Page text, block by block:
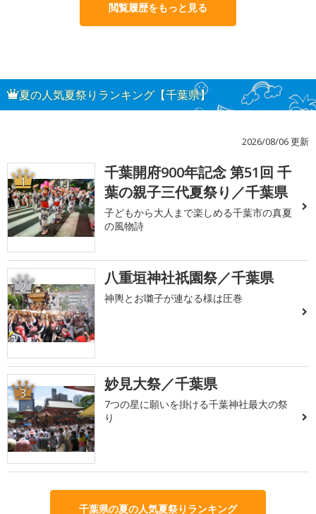
閲覧履歴をもっと見る
夏の人気夏祭りランキング【千葉県】
2026/08/06 更新
1
千葉開府900年記念 第51回 千
葉の親子三代夏祭り／千葉県
子どもから大人まで楽しめる千葉市の真夏
の風物詩
2 八重垣神社祇園祭／千葉県
神輿とお囃子が連なる様は圧巻
3 妙見大祭／千葉県
7つの星に願いを掛ける千葉神社最大の祭
り
千葉県の夏の人気夏祭りランキング